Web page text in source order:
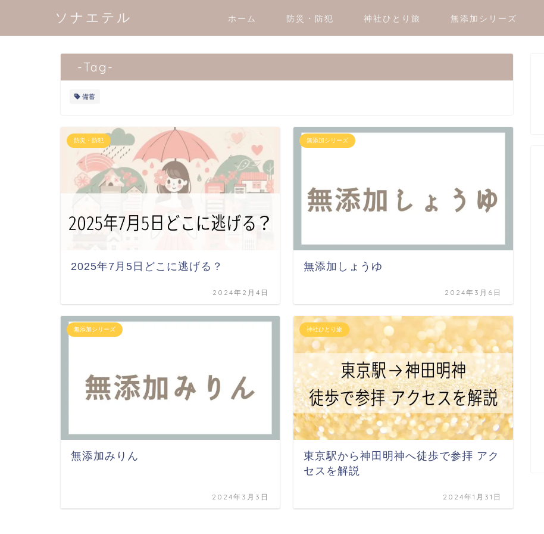
ソナエテル ホーム 防災・防犯 神社ひとり旅 無添加シリーズ
-Tag-
備蓄
防災・防犯
2025年7月5日どこに逃げる？
2024年2月4日
無添加シリーズ
無添加しょうゆ
2024年3月6日
無添加シリーズ
無添加みりん
2024年3月3日
神社ひとり旅
東京駅から神田明神へ徒歩で参拝 アク
セスを解説
2024年1月31日